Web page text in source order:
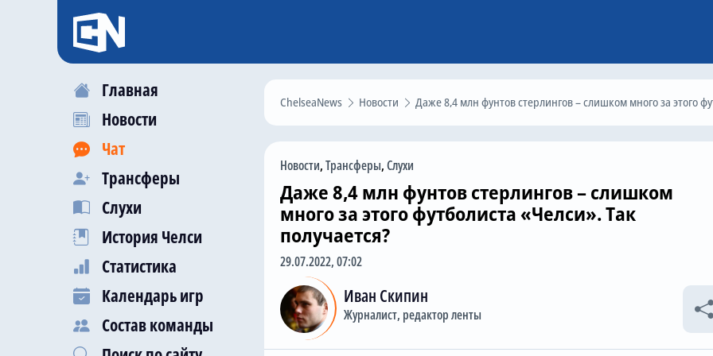
Главная
Новости
Чат
Трансферы
Слухи
История Челси
Статистика
Календарь игр
Состав команды
ChelseaNews Новости Даже 8,4 млн фунтов стерлингов – слишком много за этого футболиста «Челси». Так
Новости,Трансферы,Слухи
Даже 8,4 млн фунтов стерлингов – слишком
много за этого футболиста «Челси». Так
получается?
29.07.2022, 07:02
Иван Скипин
Журналист, редактор ленты